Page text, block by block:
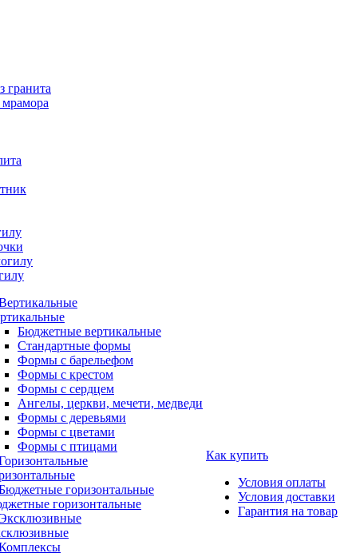
гранита
Бюджетные вертикальные
Стандартные формы
Формы с барельефом
Формы с крестом
Формы с сердцем
Ангелы, церкви, мечети, медведи
Формы с деревьями
Формы с цветами
Формы с птицами
горизонтальные
Как купить
Условия оплаты
Условия доставки
Гарантия на товар